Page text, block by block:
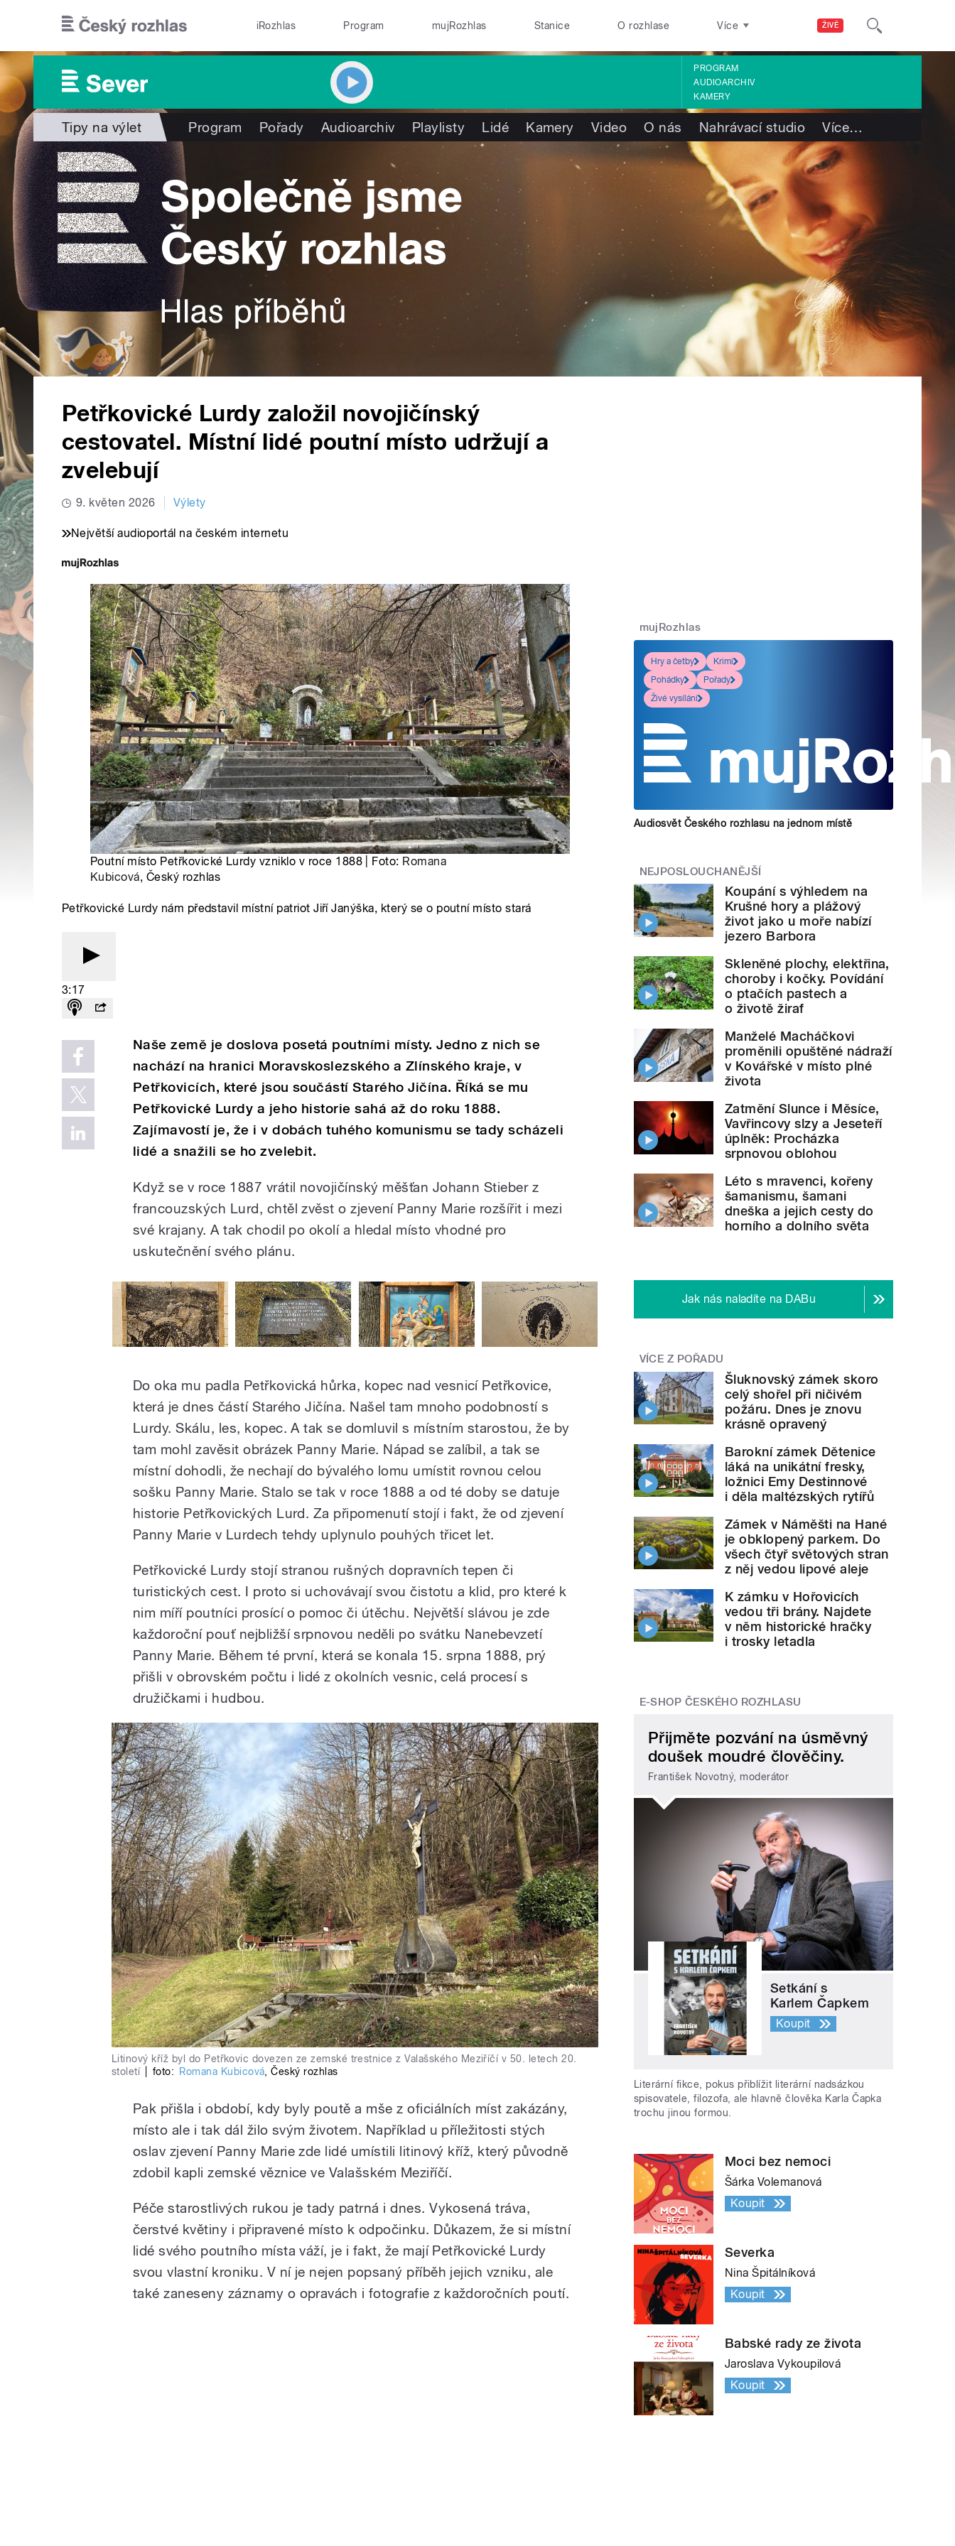
ŽIVĚ
iRozhlas Program mujRozhlas Stanice O rozhlase Více
PROGRAM
AUDIOARCHIV
KAMERY
Tipy na výlet Program Pořady Audioarchiv Playlisty Lidé Kamery Video O nás Nahrávací studio Více…
Petřkovické Lurdy založil novojičínský
cestovatel. Místní lidé poutní místo udržují a
zvelebují
9. květen 2026 Výlety
Největší audioportál na českém internetu
Poutní místo Petřkovické Lurdy vzniklo v roce 1888 | Foto: Romana
Kubicová, Český rozhlas
Petřkovické Lurdy nám představil místní patriot Jiří Janýška, který se o poutní místo stará
3:17
Naše země je doslova posetá poutními místy. Jedno z nich se
nachází na hranici Moravskoslezského a Zlínského kraje, v
Petřkovicích, které jsou součástí Starého Jičína. Říká se mu
Petřkovické Lurdy a jeho historie sahá až do roku 1888.
Zajímavostí je, že i v dobách tuhého komunismu se tady scházeli
lidé a snažili se ho zvelebit.
Když se v roce 1887 vrátil novojičínský měšťan Johann Stieber z
francouzských Lurd, chtěl zvěst o zjevení Panny Marie rozšířit i mezi
své krajany. A tak chodil po okolí a hledal místo vhodné pro
uskutečnění svého plánu.
Do oka mu padla Petřkovická hůrka, kopec nad vesnicí Petřkovice,
která je dnes částí Starého Jičína. Našel tam mnoho podobností s
Lurdy. Skálu, les, kopec. A tak se domluvil s místním starostou, že by
tam mohl zavěsit obrázek Panny Marie. Nápad se zalíbil, a tak se
místní dohodli, že nechají do bývalého lomu umístit rovnou celou
sošku Panny Marie. Stalo se tak v roce 1888 a od té doby se datuje
historie Petřkovických Lurd. Za připomenutí stojí i fakt, že od zjevení
Panny Marie v Lurdech tehdy uplynulo pouhých třicet let.
Petřkovické Lurdy stojí stranou rušných dopravních tepen či
turistických cest. I proto si uchovávají svou čistotu a klid, pro které k
nim míří poutníci prosící o pomoc či útěchu. Největší slávou je zde
každoroční pouť nejbližší srpnovou neděli po svátku Nanebevzetí
Panny Marie. Během té první, která se konala 15. srpna 1888, prý
přišli v obrovském počtu i lidé z okolních vesnic, celá procesí s
družičkami i hudbou.
Litinový kříž byl do Petřkovic dovezen ze zemské trestnice z Valašského Meziříčí v 50. letech 20.
století
foto: Romana Kubicová,Český rozhlas
Pak přišla i období, kdy byly poutě a mše z oficiálních míst zakázány,
místo ale i tak dál žilo svým životem. Například u příležitosti stých
oslav zjevení Panny Marie zde lidé umístili litinový kříž, který původně
zdobil kapli zemské věznice ve Valašském Meziříčí.
Péče starostlivých rukou je tady patrná i dnes. Vykosená tráva,
čerstvé květiny i připravené místo k odpočinku. Důkazem, že si místní
lidé svého poutního místa váží, je i fakt, že mají Petřkovické Lurdy
svou vlastní kroniku. V ní je nejen popsaný příběh jejich vzniku, ale
také zaneseny záznamy o opravách i fotografie z každoročních poutí.
mujRozhlas
Hry a četby
Krimi
Pohádky
Pořady
Živé vysílání
Audiosvět Českého rozhlasu na jednom místě
NEJPOSLOUCHANĚJŠÍ
Koupání s výhledem na
Krušné hory a plážový
život jako u moře nabízí
jezero Barbora
Skleněné plochy, elektřina,
choroby i kočky. Povídání
o ptačích pastech a
o životě žiraf
Manželé Macháčkovi
proměnili opuštěné nádraží
v Kovářské v místo plné
života
Zatmění Slunce i Měsíce,
Vavřincovy slzy a Jeseteří
úplněk: Procházka
srpnovou oblohou
Léto s mravenci, kořeny
šamanismu, šamani
dneška a jejich cesty do
horního a dolního světa
Jak nás naladíte na DABu
VÍCE Z POŘADU
Šluknovský zámek skoro
celý shořel při ničivém
požáru. Dnes je znovu
krásně opravený
Barokní zámek Dětenice
láká na unikátní fresky,
ložnici Emy Destinnové
i děla maltézských rytířů
Zámek v Náměšti na Hané
je obklopený parkem. Do
všech čtyř světových stran
z něj vedou lipové aleje
K zámku v Hořovicích
vedou tři brány. Najdete
v něm historické hračky
i trosky letadla
E-SHOP ČESKÉHO ROZHLASU
Přijměte pozvání na úsměvný
doušek moudré člověčiny.
František Novotný, moderátor
Setkání s
Karlem Čapkem
Koupit
Literární fikce, pokus přiblížit literární nadsázkou
spisovatele, filozofa, ale hlavně člověka Karla Čapka
trochu jinou formou.
Moci bez nemoci
Šárka Volemanová
Koupit
Severka
Nina Špitálníková
Koupit
Babské rady ze života
Jaroslava Vykoupilová
Koupit